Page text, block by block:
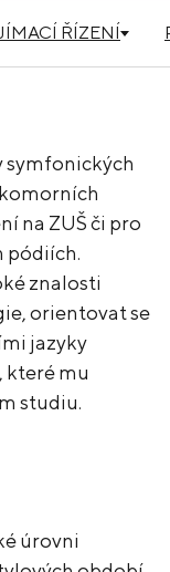
ŘÍZENÍ
symfonických
na ZUŠ či pro
pódiích.
znalosti
orientovat se
jazyky
které mu
studiu.
úrovni